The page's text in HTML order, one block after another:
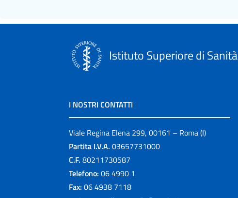
Istituto Superiore di Sanità
I NOSTRI CONTATTI
Viale Regina Elena 299, 00161 – Roma (I)
Partita I.V.A. 03657731000
C.F. 80211730587
Telefono: 06 4990 1
Fax: 06 4938 7118